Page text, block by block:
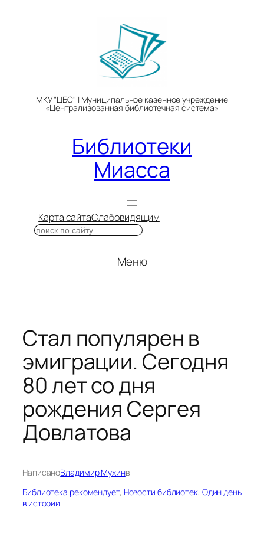
МКУ "ЦБС" | Муниципальное казенное учреждение
«Централизованная библиотечная система»
Библиотеки
Миасса
Карта сайтаСлабовидящим
Поиск
Меню
Стал популярен в
эмиграции. Сегодня
80 лет со дня
рождения Сергея
Довлатова
НаписаноВладимир Мухинв
Библиотека рекомендует, Новости библиотек, Один день
в истории